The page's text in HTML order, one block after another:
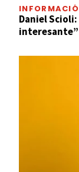
Daniel
interesante”